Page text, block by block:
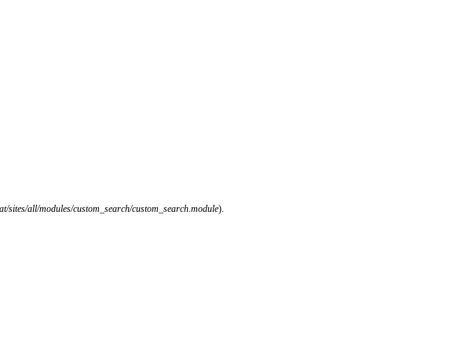
all/modules/custom_search/custom_search.module).